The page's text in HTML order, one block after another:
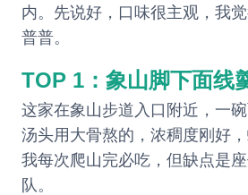
内。先说好，口味很主观，我
普普。
TOP 1：象山脚下面线
这家在象山步道入口附近，一碗
汤头用大骨熬的，浓稠度刚好，
我每次爬山完必吃，但缺点是
队。